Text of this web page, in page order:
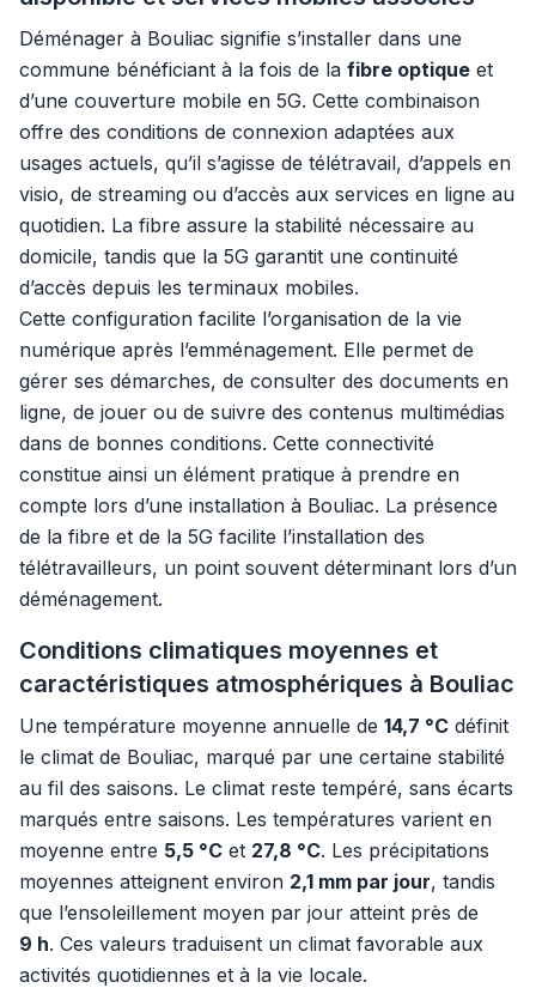
Déménager à Bouliac signifie s’installer dans une
commune bénéficiant à la fois de la fibre optique et
d’une couverture mobile en 5G. Cette combinaison
offre des conditions de connexion adaptées aux
usages actuels, qu’il s’agisse de télétravail, d’appels en
visio, de streaming ou d’accès aux services en ligne au
quotidien. La fibre assure la stabilité nécessaire au
domicile, tandis que la 5G garantit une continuité
d’accès depuis les terminaux mobiles.
Cette configuration facilite l’organisation de la vie
numérique après l’emménagement. Elle permet de
gérer ses démarches, de consulter des documents en
ligne, de jouer ou de suivre des contenus multimédias
dans de bonnes conditions. Cette connectivité
constitue ainsi un élément pratique à prendre en
compte lors d’une installation à Bouliac. La présence
de la fibre et de la 5G facilite l’installation des
télétravailleurs, un point souvent déterminant lors d’un
déménagement.
Conditions climatiques moyennes et
caractéristiques atmosphériques à Bouliac
Une température moyenne annuelle de 14,7 °C définit
le climat de Bouliac, marqué par une certaine stabilité
au fil des saisons. Le climat reste tempéré, sans écarts
marqués entre saisons. Les températures varient en
moyenne entre 5,5 °C et 27,8 °C. Les précipitations
moyennes atteignent environ 2,1 mm par jour, tandis
que l’ensoleillement moyen par jour atteint près de
9 h. Ces valeurs traduisent un climat favorable aux
activités quotidiennes et à la vie locale.